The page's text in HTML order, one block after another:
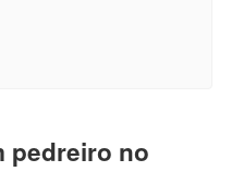
pedreiro no